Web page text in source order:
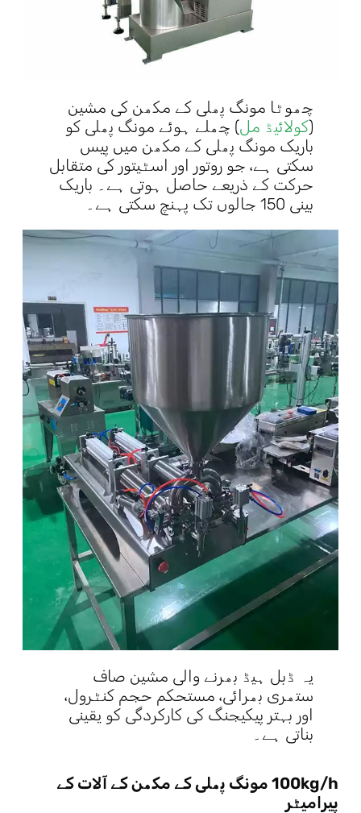
چھوٹا مونگ پھلی کے مکھن کی مشین
(کولائیڈ مل) چھلے ہوئے مونگ پھلی کو
باریک مونگ پھلی کے مکھن میں پیس
سکتی ہے، جو روتور اور اسٹیتور کی متقابل
حرکت کے ذریعے حاصل ہوتی ہے۔ باریک
بینی 150 جالوں تک پہنچ سکتی ہے۔
یہ ڈبل ہیڈ بھرنے والی مشین صاف
ستھری بھرائی، مستحکم حجم کنٹرول،
اور بہتر پیکیجنگ کی کارکردگی کو یقینی
بناتی ہے۔
100kg/h مونگ پھلی کے مکھن کے آلات کے
پیرامیٹر